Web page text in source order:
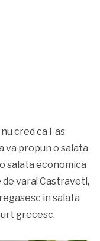
cred ca l-as
va propun o salata
salata economica
vara! Castraveti,
in salata
grecesc.